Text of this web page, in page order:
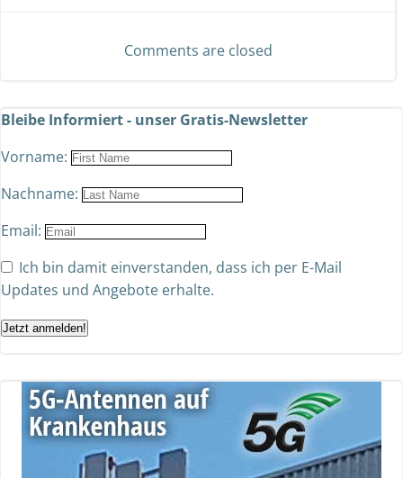
Comments are closed
Bleibe Informiert - unser Gratis-Newsletter
Vorname:
Nachname:
Email:
Ich bin damit einverstanden, dass ich per E-Mail
Updates und Angebote erhalte.
Jetzt anmelden!